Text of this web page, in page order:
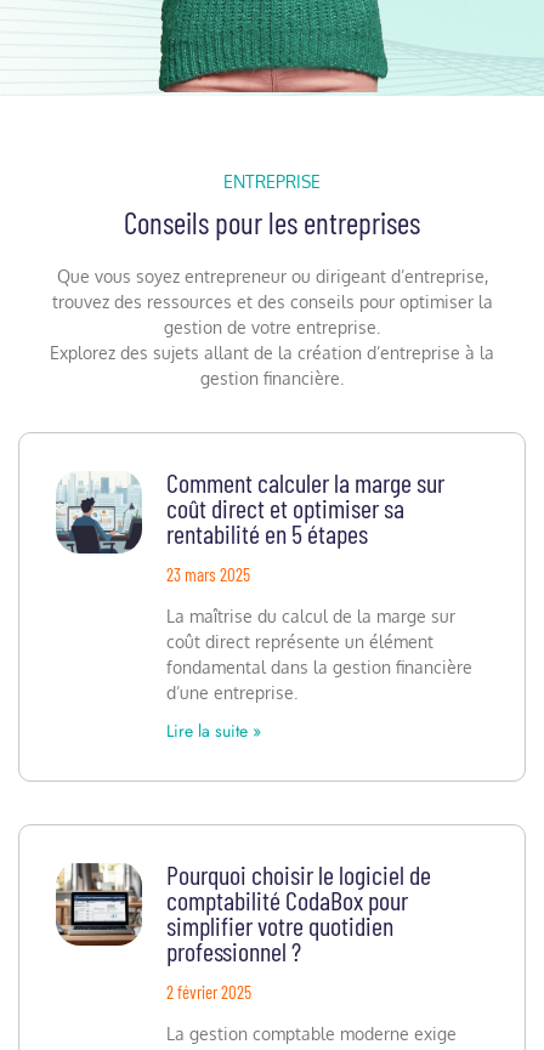
ENTREPRISE
Conseils pour les entreprises
Que vous soyez entrepreneur ou dirigeant d’entreprise,
trouvez des ressources et des conseils pour optimiser la
gestion de votre entreprise.
Explorez des sujets allant de la création d’entreprise à la
gestion financière.
Comment calculer la marge sur
coût direct et optimiser sa
rentabilité en 5 étapes
23 mars 2025
La maîtrise du calcul de la marge sur
coût direct représente un élément
fondamental dans la gestion financière
d’une entreprise.
Lire la suite »
Pourquoi choisir le logiciel de
comptabilité CodaBox pour
simplifier votre quotidien
professionnel ?
2 février 2025
La gestion comptable moderne exige